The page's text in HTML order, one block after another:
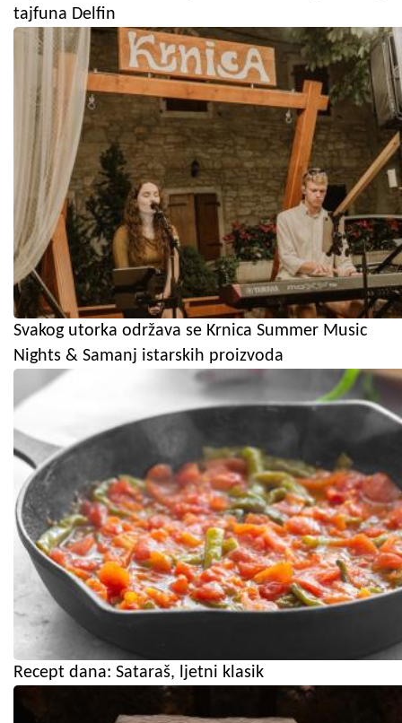
tajfuna Delfin
Svakog utorka održava se Krnica Summer Music
Nights & Samanj istarskih proizvoda
Recept dana: Sataraš, ljetni klasik